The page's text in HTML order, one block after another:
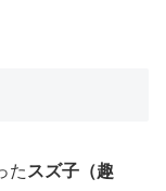
た スズ子（趣